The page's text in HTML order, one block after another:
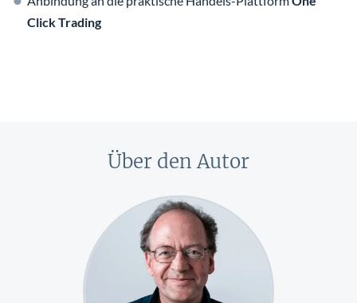
Click Trading
Über den Autor